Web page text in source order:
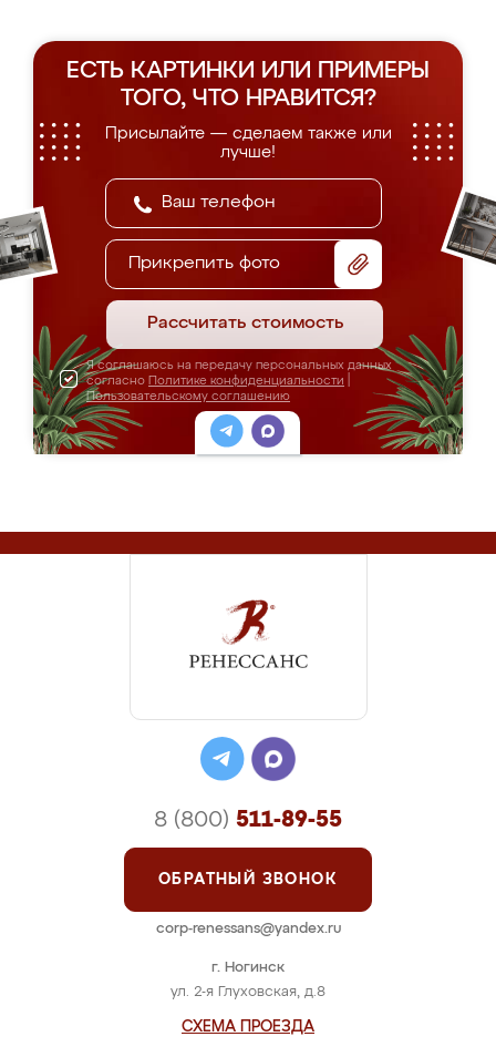
ЕСТЬ КАРТИНКИ ИЛИ ПРИМЕРЫ
ТОГО, ЧТО НРАВИТСЯ?
Присылайте — сделаем также или
лучше!
Прикрепить фото
Рассчитать стоимость
Я соглашаюсь на передачу персональных данных
согласно Политике конфиденциальности
Пользовательскому соглашению
г. Ногинск
ул. 2-я Глуховская, д.8
СХЕМА ПРОЕЗДА
8 (800) 511-89-55
ОБРАТНЫЙ ЗВОНОК
corp-renessans@yandex.ru